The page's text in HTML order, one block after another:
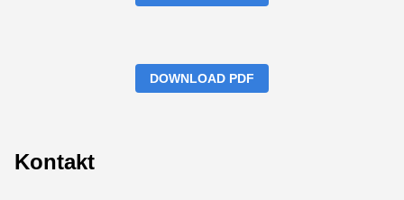
DOWNLOAD PDF
Kontakt